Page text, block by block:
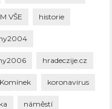
VŠE historie
hradeczije.cz
Komínek koronavirus
náměstí